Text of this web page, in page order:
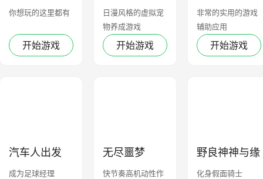
你想玩的这里都有
开始游戏
日漫风格的虚拟宠
物养成游戏
开始游戏
非常的实用的游戏
辅助应用
开始游戏
汽车人出发
成为足球经理
无尽噩梦
快节奏高机动性作
野良神神与缘
化身假面骑士